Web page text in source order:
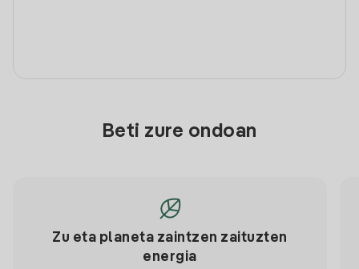
Beti zure ondoan
Zu eta planeta zaintzen zaituzten
energia